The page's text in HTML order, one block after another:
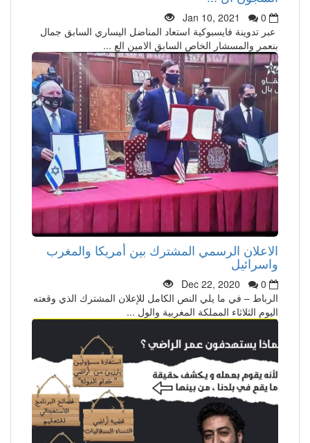
Jan 10, 2021
0
عبر تدوينة فايسبوكية استعاد المناضل اليساري السابق جمال
بنعمر والمسشار الخاص السابق الامين الع ...
الاعلان الرسمي المشترك بين أمريكا والمغرب
واسرائيل
Dec 22, 2020
0
الرباط – في ما يلي النص الكامل للإعلان المشترك الذي وقعته
اليوم الثلاثاء المملكة المغربية والول ...